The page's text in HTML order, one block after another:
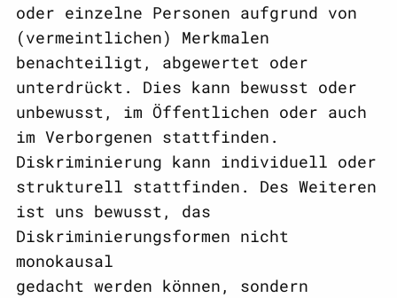
oder einzelne Personen aufgrund von
(vermeintlichen) Merkmalen
benachteiligt, abgewertet oder
unterdrückt. Dies kann bewusst oder
unbewusst, im Öffentlichen oder auch
im Verborgenen stattfinden.
Diskriminierung kann individuell oder
strukturell stattfinden. Des Weiteren
ist uns bewusst, das
Diskriminierungsformen nicht
monokausal
gedacht werden können, sondern